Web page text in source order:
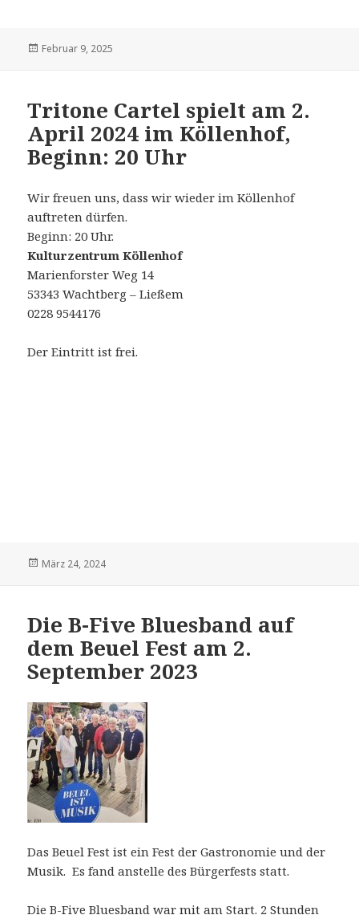
Veröffentlicht
Februar 9, 2025
Tritone Cartel spielt am 2.
April 2024 im Köllenhof,
Beginn: 20 Uhr
Wir freuen uns, dass wir wieder im Köllenhof
auftreten dürfen.
Beginn: 20 Uhr.
Kulturzentrum Köllenhof
Marienforster Weg 14
53343 Wachtberg – Ließem
0228 9544176
Der Eintritt ist frei.
Veröffentlicht
März 24, 2024
Die B-Five Bluesband auf
dem Beuel Fest am 2.
September 2023
Das Beuel Fest ist ein Fest der Gastronomie und der
Musik. Es fand anstelle des Bürgerfests statt.
Die B-Five Bluesband war mit am Start. 2 Stunden